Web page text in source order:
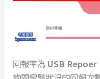
回報率為 USB Repoer